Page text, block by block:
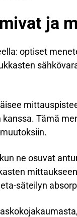
ja
optiset
Tämä
ne osuvat
säteilyn